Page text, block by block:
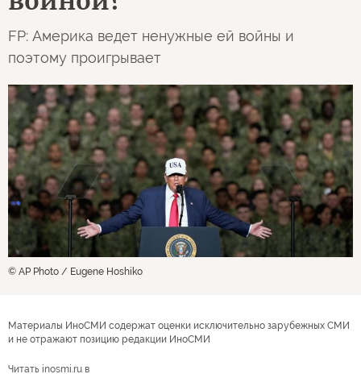
FP: Америка ведет ненужные ей войны и
поэтому проигрывает
© AP Photo / Eugene Hoshiko
Материалы ИноСМИ содержат оценки исключительно зарубежных СМИ
и не отражают позицию редакции ИноСМИ
Читать inosmi.ru в